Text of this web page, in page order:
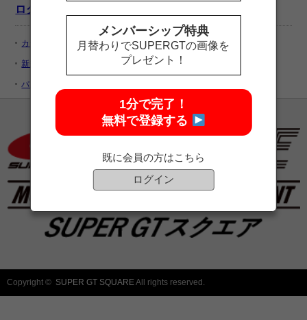
ログイン
カートを見る
新規ユーザー登録
パスワードをお忘れですか ?
Copyright © SUPER GT SQUAREAll rights reserved.
メンバーシップ特典
月替わりでSUPERGTの画像を
プレゼント！
1分で完了！
無料で登録する
既に会員の方はこちら
ログイン